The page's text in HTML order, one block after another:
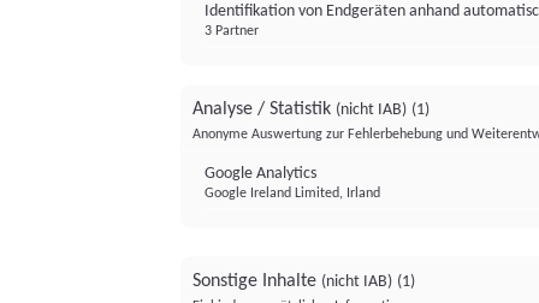
Identifikation von Endgeräten anhand
3 Partner
Analyse / Statistik (nicht IAB) (1)
Anonyme Auswertung zur Fehlerbehebung und
Google Analytics
Google Ireland Limited, Irland
Sonstige Inhalte (nicht IAB) (1)